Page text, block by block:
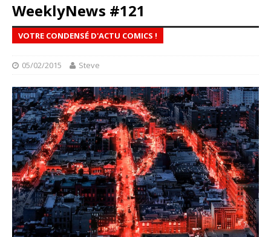
WeeklyNews #121
VOTRE CONDENSÉ D'ACTU COMICS !
05/02/2015 Steve